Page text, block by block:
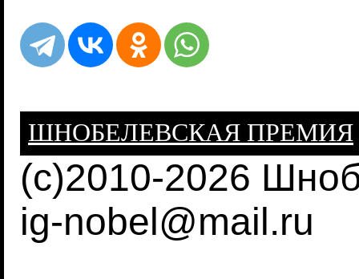
ШНОБЕЛЕВСКАЯ ПРЕМИЯ
(c)2010-2026
ig-nobel@mail.ru